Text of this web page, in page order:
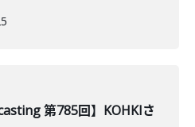
第785回】KOHKIさ